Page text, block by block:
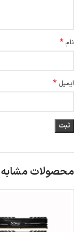
نام*
ایمیل *
محصولات مشابه